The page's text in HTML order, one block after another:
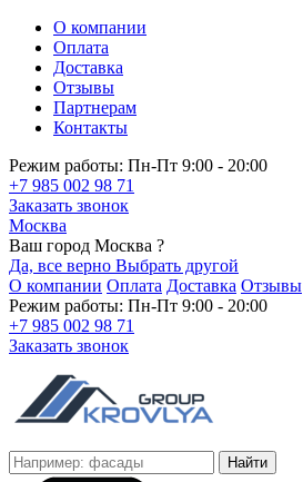
О компании
Оплата
Доставка
Отзывы
Партнерам
Контакты
Режим работы: Пн-Пт 9:00 - 20:00
+7 985 002 98 71
Заказать звонок
Москва
Ваш город Москва ?
Да, все верно Выбрать другой
О компании Оплата Доставка Отзывы
Режим работы: Пн-Пт 9:00 - 20:00
+7 985 002 98 71
Заказать звонок
Найти